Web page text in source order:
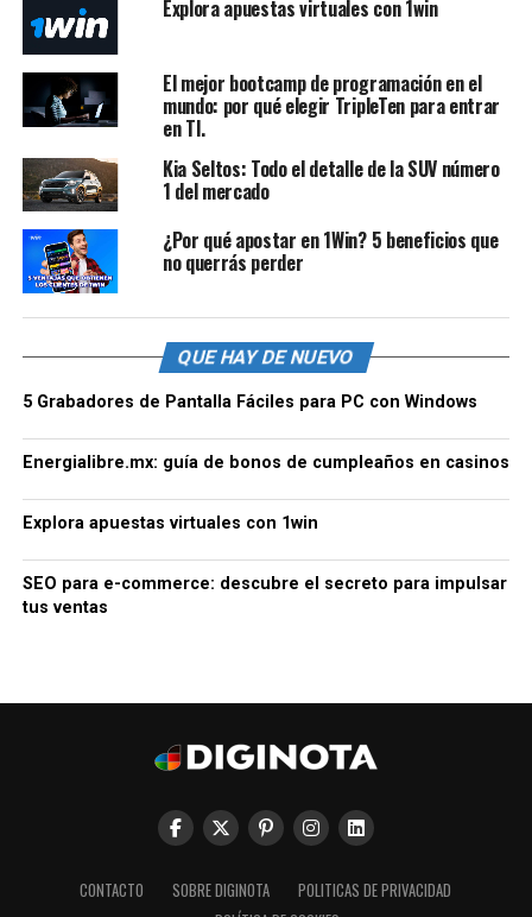
Explora apuestas virtuales con 1win
El mejor bootcamp de programación en el
mundo: por qué elegir TripleTen para entrar
en TI.
Kia Seltos: Todo el detalle de la SUV número
1 del mercado
¿Por qué apostar en 1Win? 5 beneficios que
no querrás perder
QUE HAY DE NUEVO
5 Grabadores de Pantalla Fáciles para PC con Windows
Energialibre.mx: guía de bonos de cumpleaños en casinos
Explora apuestas virtuales con 1win
SEO para e-commerce: descubre el secreto para impulsar
tus ventas
CONTACTO SOBRE DIGINOTA
POLITICAS DE PRIVACIDAD